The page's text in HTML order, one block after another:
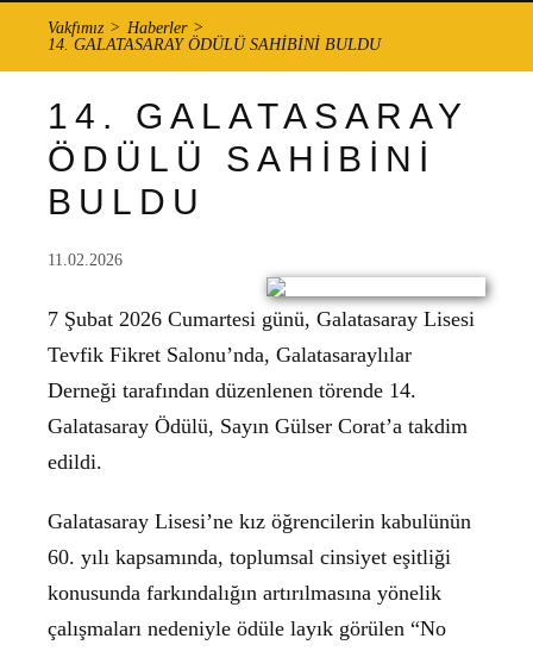
Vakfımız
Haberler
14. GALATASARAY ÖDÜLÜ SAHİBİNİ BULDU
14. GALATASARAY
ÖDÜLÜ SAHİBİNİ
BULDU
11.02.2026
7 Şubat 2026 Cumartesi günü, Galatasaray Lisesi
Tevfik Fikret Salonu’nda, Galatasaraylılar
Derneği tarafından düzenlenen törende 14.
Galatasaray Ödülü, Sayın Gülser Corat’a takdim
edildi.
Galatasaray Lisesi’ne kız öğrencilerin kabulünün
60. yılı kapsamında, toplumsal cinsiyet eşitliği
konusunda farkındalığın artırılmasına yönelik
çalışmaları nedeniyle ödüle layık görülen “No